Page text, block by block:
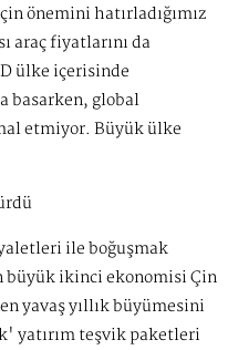
önemini hatırladığımız
araç fiyatlarını da
ülke içerisinde
basarken, global
etmiyor. Büyük ülke
ile boğuşmak
büyük ikinci ekonomisi Çin
yavaş yıllık büyümesini
yatırım teşvik paketleri